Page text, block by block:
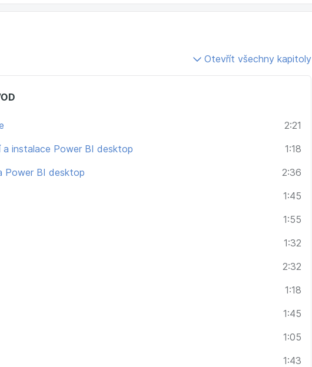
tvoří vazby a následně z upravených dat tvoří vizualizace a reporty.
nástroji a tyto výstupu mohou navíc sdílet, exportovat
Otevřít všechny kapitoly
2:21
instalace Power BI desktop
1:18
Power BI desktop
2:36
1:45
1:55
1:32
2:32
1:18
1:45
1:05
1:43